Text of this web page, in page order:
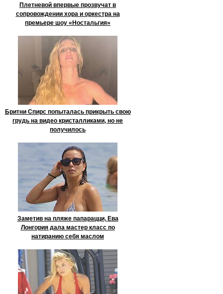
Плетневой впервые прозвучат в
сопровождении хора и оркестра на
премьере шоу «Ностальгия»
Бритни Спирс попыталась прикрыть свою
грудь на видео кристалликами, но не
получилось
Заметив на пляже папарацци, Ева
Лонгория дала мастер класс по
натиранию себя маслом